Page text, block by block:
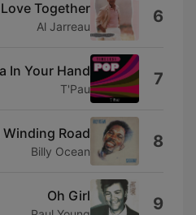
6
Together
Al Jarreau
7
In Your Hand
T'Pau
8
Road
Billy Ocean
9
Oh Girl